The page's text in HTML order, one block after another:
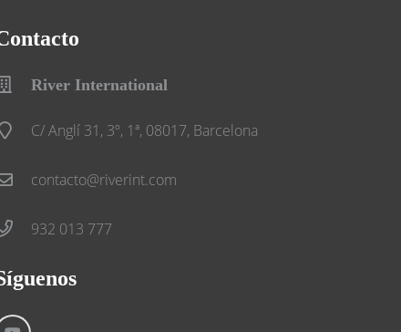
River International
C/ Anglí 31, 3º, 1ª, 08017, Barcelona
contacto@riverint.com
932 013 777